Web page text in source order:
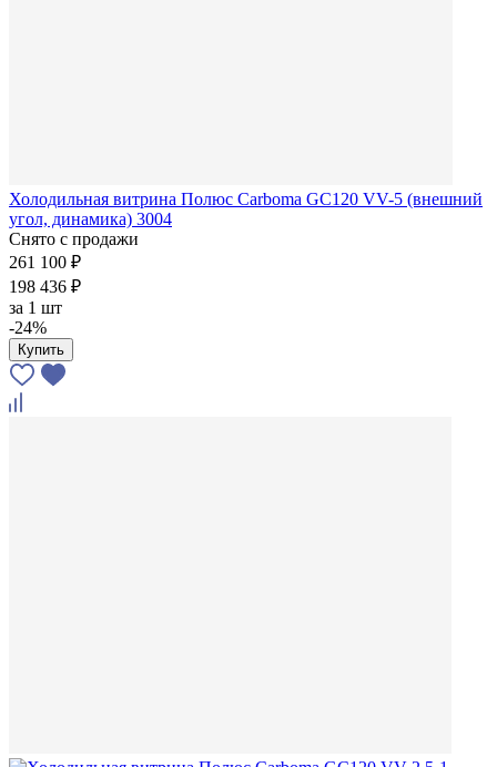
Холодильная витрина Полюс Carboma GC120 VV-5 (внешний
угол, динамика) 3004
Снято с продажи
261 100 ₽
198 436 ₽
за 1 шт
-24%
Купить